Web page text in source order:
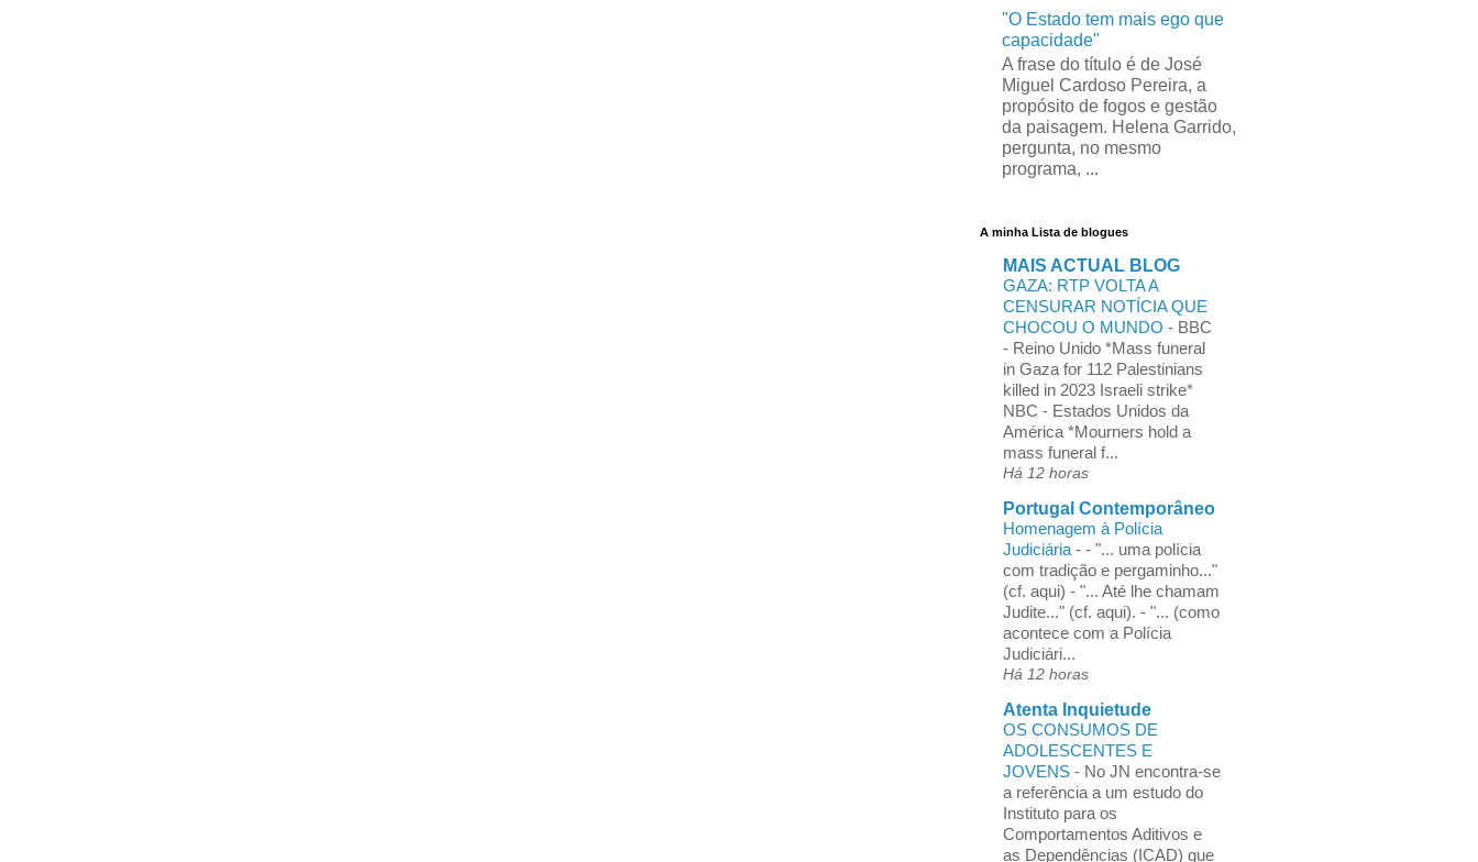
"O Estado tem mais ego que
capacidade"
A frase do título é de José
Miguel Cardoso Pereira, a
propósito de fogos e gestão
da paisagem. Helena Garrido,
pergunta, no mesmo
programa, ...
A minha Lista de blogues
MAIS ACTUAL BLOG
GAZA: RTP VOLTA A
CENSURAR NOTÍCIA QUE
CHOCOU O MUNDO - BBC
- Reino Unido *Mass funeral
in Gaza for 112 Palestinians
killed in 2023 Israeli strike*
NBC - Estados Unidos da
América *Mourners hold a
mass funeral f...
Há 12 horas
Portugal Contemporâneo
Homenagem à Polícia
Judiciária - - "... uma polícia
com tradição e pergaminho..."
(cf. aqui) - "... Até lhe chamam
Judite..." (cf. aqui). - "... (como
acontece com a Polícia
Judiciári...
Há 12 horas
Atenta Inquietude
OS CONSUMOS DE
ADOLESCENTES E
JOVENS - No JN encontra-se
a referência a um estudo do
Instituto para os
Comportamentos Aditivos e
as Dependências (ICAD) que